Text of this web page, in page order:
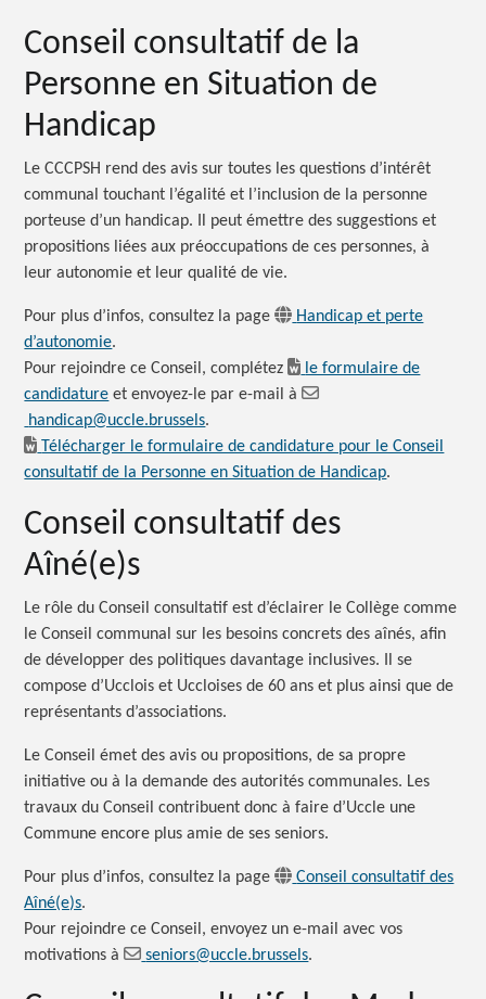
Conseil consultatif de la
Personne en Situation de
Handicap
Le CCCPSH rend des avis sur toutes les questions d’intérêt
communal touchant l’égalité et l’inclusion de la personne
porteuse d’un handicap. Il peut émettre des suggestions et
propositions liées aux préoccupations de ces personnes, à
leur autonomie et leur qualité de vie.
Pour plus d’infos, consultez la page
Handicap et perte
d’autonomie.
Pour rejoindre ce Conseil, complétez
le formulaire de
candidature et envoyez-le par e-mail à
handicap@uccle.brussels.
Télécharger le formulaire de candidature pour le Conseil
consultatif de la Personne en Situation de Handicap.
Conseil consultatif des
Aîné(e)s
Le rôle du Conseil consultatif est d’éclairer le Collège comme
le Conseil communal sur les besoins concrets des aînés, afin
de développer des politiques davantage inclusives. Il se
compose d’Ucclois et Uccloises de 60 ans et plus ainsi que de
représentants d’associations.
Le Conseil émet des avis ou propositions, de sa propre
initiative ou à la demande des autorités communales. Les
travaux du Conseil contribuent donc à faire d’Uccle une
Commune encore plus amie de ses seniors.
Pour plus d’infos, consultez la page
Conseil consultatif des
Aîné(e)s.
Pour rejoindre ce Conseil, envoyez un e-mail avec vos
motivations à
seniors@uccle.brussels.